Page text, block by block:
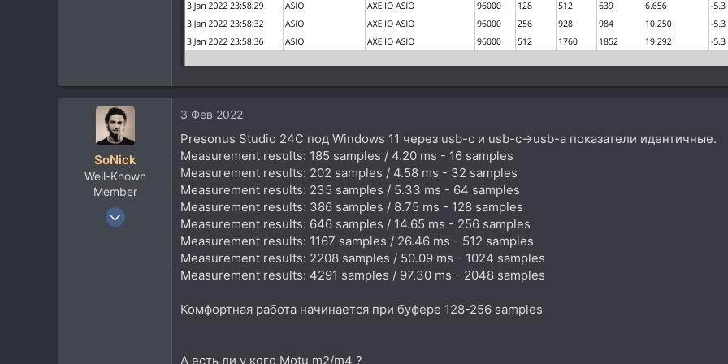
SoNick
Well-Known
Member
22 Сен 2004
3 Фев 2022
Presonus Studio 24C под Windows 11 через usb-c и usb-c->usb-a показатели идентичные.
Measurement results: 185 samples / 4.20 ms - 16 samples
Measurement results: 202 samples / 4.58 ms - 32 samples
Measurement results: 235 samples / 5.33 ms - 64 samples
Measurement results: 386 samples / 8.75 ms - 128 samples
Measurement results: 646 samples / 14.65 ms - 256 samples
Measurement results: 1167 samples / 26.46 ms - 512 samples
Measurement results: 2208 samples / 50.09 ms - 1024 samples
Measurement results: 4291 samples / 97.30 ms - 2048 samples
Комфортная работа начинается при буфере 128-256 samples
А есть ли у кого Motu m2/m4 ?